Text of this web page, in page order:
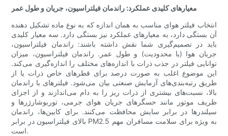
معیارهای کلیدی عملکرد: راندمان فیلتراسیون، جریان و طول عمر
انتخاب فیلتر هوای مناسب به همان اندازه که به نوع ماده تشکیل دهنده
آن بستگی دارد، به معیارهای عملکرد نیز بستگی دارد. سه معیار کلیدی
باید در تصمیم‌گیری شما نقش داشته باشند: راندمان فیلتراسیون،
جریان هوا (یا محدودیت) و طول عمر. راندمان فیلتراسیون، میزان
توانایی فیلتر در جذب ذرات با اندازه‌های مختلف را اندازه‌گیری می‌کند.
این موضوع اغلب به صورت درصد برای قطرهای خاص ذرات یا از
طریق رتبه‌بندی‌های آزمایش صنعتی بیان می‌شود. فیلترهای با راندمان
بالا، نسبت‌های بیشتری از ذرات ریز را به دام می‌اندازند و از اجزای
ظریف موتور مانند حسگرهای جریان هوای جرمی، توربوشارژرها و
سیلندرها در برابر سایش محافظت می‌کنند. برای کابین‌ها، راندمان
بالای فیلتراسیون در برابر PM2.5 به ویژه برای سلامت مسافران مهم
است.